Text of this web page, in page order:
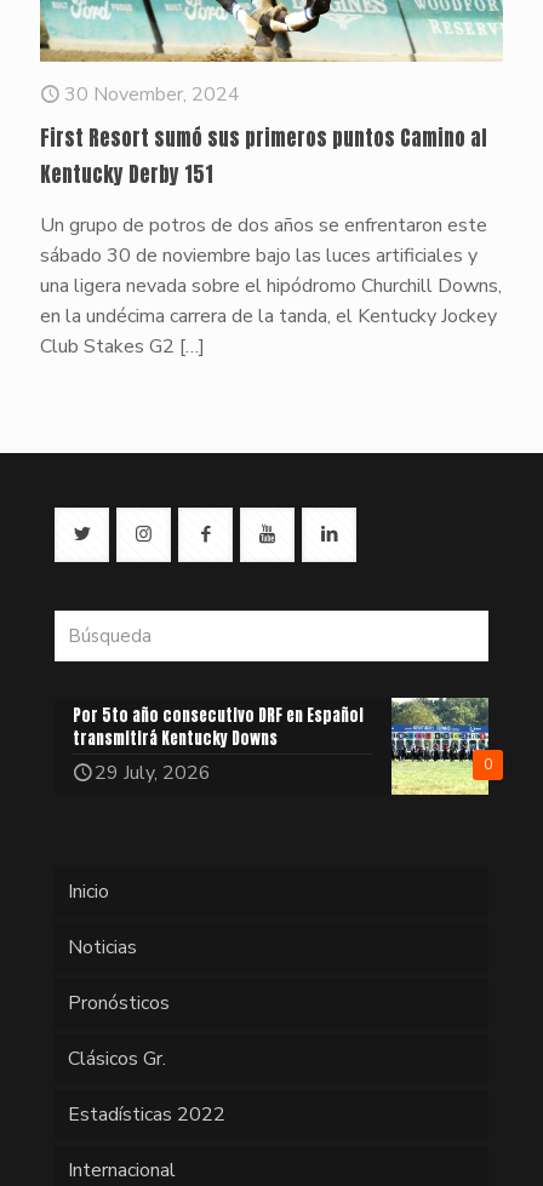
30 November, 2024
First Resort sumó sus primeros puntos Camino al
Kentucky Derby 151
Un grupo de potros de dos años se enfrentaron este
sábado 30 de noviembre bajo las luces artificiales y
una ligera nevada sobre el hipódromo Churchill Downs,
en la undécima carrera de la tanda, el Kentucky Jockey
Club Stakes G2 […]
0
Por 5to año consecutivo DRF en Español
transmitirá Kentucky Downs
29 July, 2026
Inicio
Noticias
Pronósticos
Clásicos Gr.
Estadísticas 2022
Internacional